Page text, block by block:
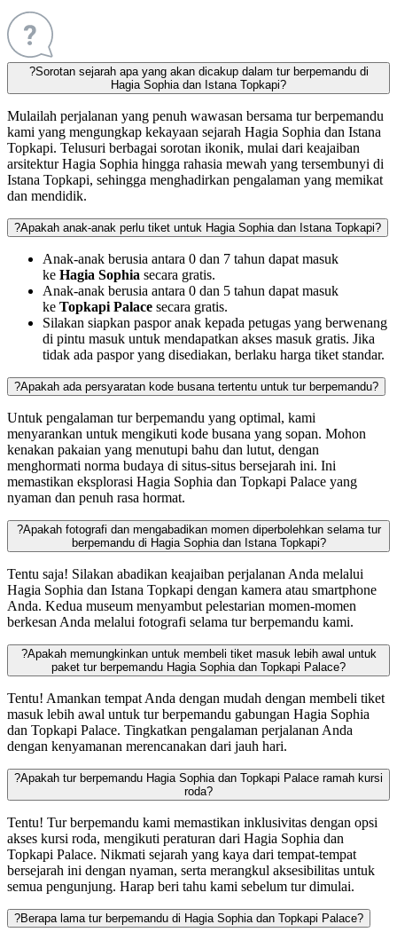
?Sorotan sejarah apa yang akan dicakup dalam tur berpemandu di
Hagia Sophia dan Istana Topkapi?
Mulailah perjalanan yang penuh wawasan bersama tur berpemandu
kami yang mengungkap kekayaan sejarah Hagia Sophia dan Istana
Topkapi. Telusuri berbagai sorotan ikonik, mulai dari keajaiban
arsitektur Hagia Sophia hingga rahasia mewah yang tersembunyi di
Istana Topkapi, sehingga menghadirkan pengalaman yang memikat
dan mendidik.
?Apakah anak-anak perlu tiket untuk Hagia Sophia dan Istana Topkapi?
Anak-anak berusia antara 0 dan 7 tahun dapat masuk
ke Hagia Sophia secara gratis.
Anak-anak berusia antara 0 dan 5 tahun dapat masuk
ke Topkapi Palace secara gratis.
Silakan siapkan paspor anak kepada petugas yang berwenang
di pintu masuk untuk mendapatkan akses masuk gratis. Jika
tidak ada paspor yang disediakan, berlaku harga tiket standar.
?Apakah ada persyaratan kode busana tertentu untuk tur berpemandu?
Untuk pengalaman tur berpemandu yang optimal, kami
menyarankan untuk mengikuti kode busana yang sopan. Mohon
kenakan pakaian yang menutupi bahu dan lutut, dengan
menghormati norma budaya di situs-situs bersejarah ini. Ini
memastikan eksplorasi Hagia Sophia dan Topkapi Palace yang
nyaman dan penuh rasa hormat.
?Apakah fotografi dan mengabadikan momen diperbolehkan selama tur
berpemandu di Hagia Sophia dan Istana Topkapi?
Tentu saja! Silakan abadikan keajaiban perjalanan Anda melalui
Hagia Sophia dan Istana Topkapi dengan kamera atau smartphone
Anda. Kedua museum menyambut pelestarian momen-momen
berkesan Anda melalui fotografi selama tur berpemandu kami.
?Apakah memungkinkan untuk membeli tiket masuk lebih awal untuk
paket tur berpemandu Hagia Sophia dan Topkapi Palace?
Tentu! Amankan tempat Anda dengan mudah dengan membeli tiket
masuk lebih awal untuk tur berpemandu gabungan Hagia Sophia
dan Topkapi Palace. Tingkatkan pengalaman perjalanan Anda
dengan kenyamanan merencanakan dari jauh hari.
?Apakah tur berpemandu Hagia Sophia dan Topkapi Palace ramah kursi
roda?
Tentu! Tur berpemandu kami memastikan inklusivitas dengan opsi
akses kursi roda, mengikuti peraturan dari Hagia Sophia dan
Topkapi Palace. Nikmati sejarah yang kaya dari tempat-tempat
bersejarah ini dengan nyaman, serta merangkul aksesibilitas untuk
semua pengunjung. Harap beri tahu kami sebelum tur dimulai.
?Berapa lama tur berpemandu di Hagia Sophia dan Topkapi Palace?